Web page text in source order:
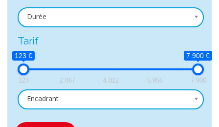
Durée
Tarif
123 € 7.900 €
123 2.067 4.012 5.956 7.900
Encadrant